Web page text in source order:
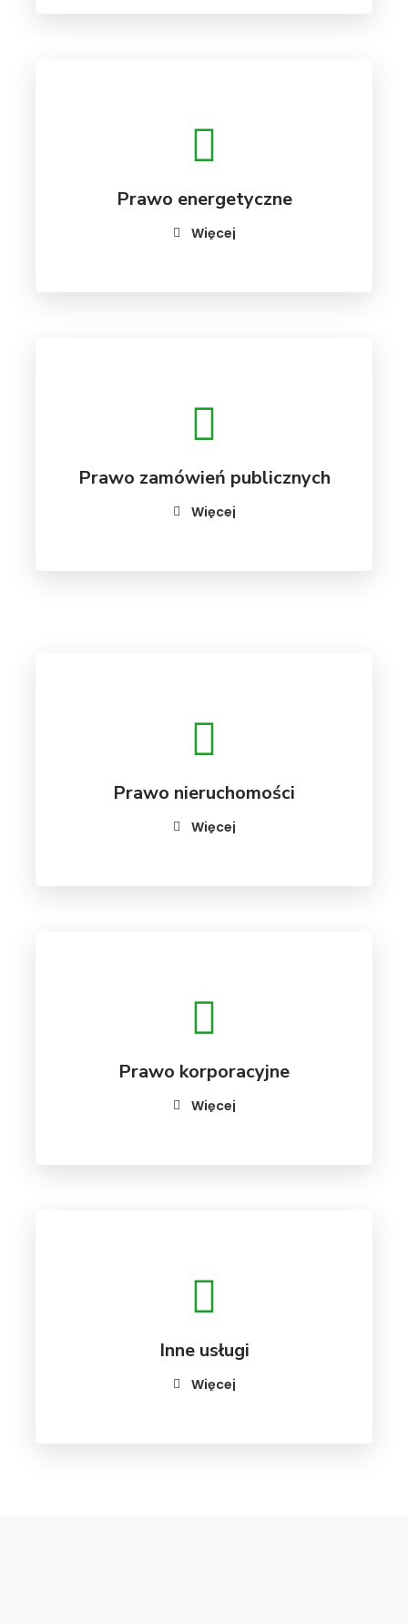
Prawo energetyczne
Więcej
Prawo zamówień publicznych
Więcej
Prawo nieruchomości
Więcej
Prawo korporacyjne
Więcej
Inne usługi
Więcej